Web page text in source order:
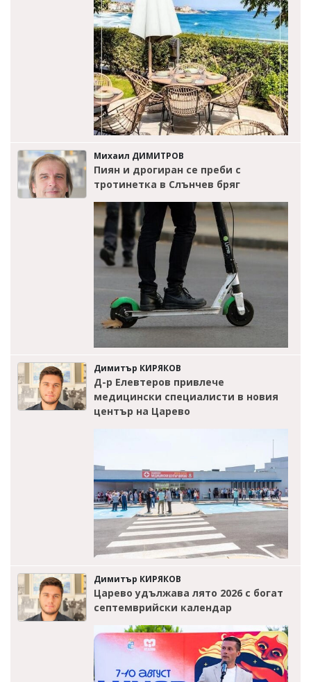
Михаил ДИМИТРОВ
Пиян и дрогиран се преби с
тротинетка в Слънчев бряг
Димитър КИРЯКОВ
Д-р Елевтеров привлече
медицински специалисти в новия
център на Царево
Димитър КИРЯКОВ
Царево удължава лято 2026 с богат
септемврийски календар